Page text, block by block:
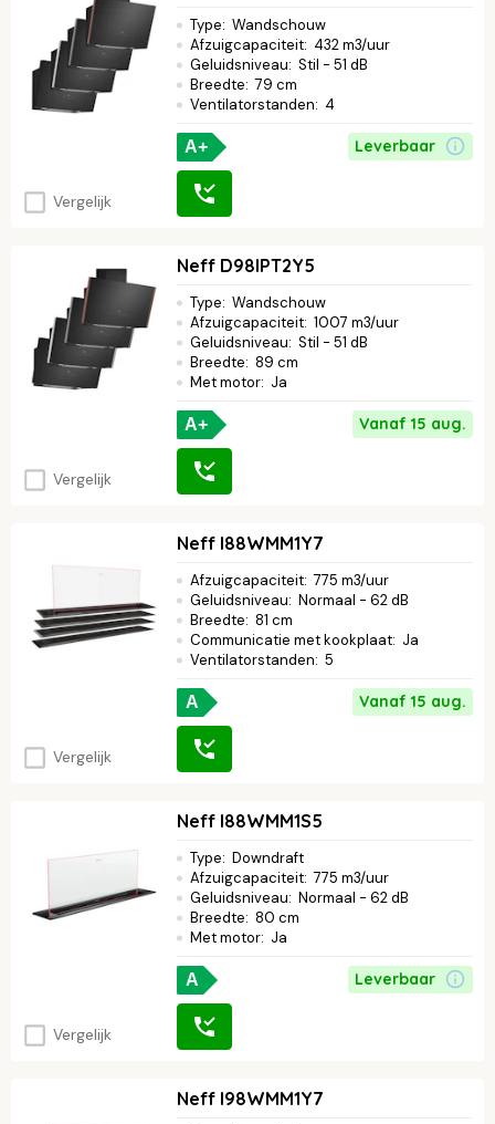
Vergelijk
Type: Wandschouw
Afzuigcapaciteit: 432 m3/uur
Geluidsniveau: Stil - 51 dB
Breedte: 79 cm
Ventilatorstanden: 4
A+ Leverbaar
Vergelijk
Neff D98IPT2Y5
Type: Wandschouw
Afzuigcapaciteit: 1007 m3/uur
Geluidsniveau: Stil - 51 dB
Breedte: 89 cm
Met motor: Ja
A+ Vanaf 15 aug.
Vergelijk
Neff I88WMM1Y7
Afzuigcapaciteit: 775 m3/uur
Geluidsniveau: Normaal - 62 dB
Breedte: 81 cm
Communicatie met kookplaat: Ja
Ventilatorstanden: 5
A Vanaf 15 aug.
Vergelijk
Neff I88WMM1S5
Type: Downdraft
Afzuigcapaciteit: 775 m3/uur
Geluidsniveau: Normaal - 62 dB
Breedte: 80 cm
Met motor: Ja
A Leverbaar
Neff I98WMM1Y7